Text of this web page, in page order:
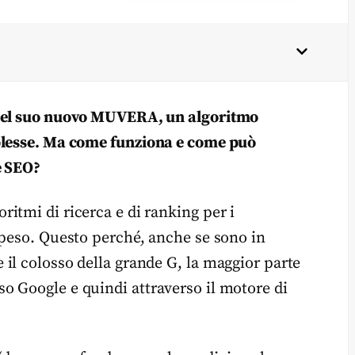
suo nuovo MUVERA, un algoritmo
Ma come funziona e come può
di ricerca e di ranking per i
Questo perché, anche se sono in
colosso della grande G, la maggior parte
Google e quindi attraverso il motore di